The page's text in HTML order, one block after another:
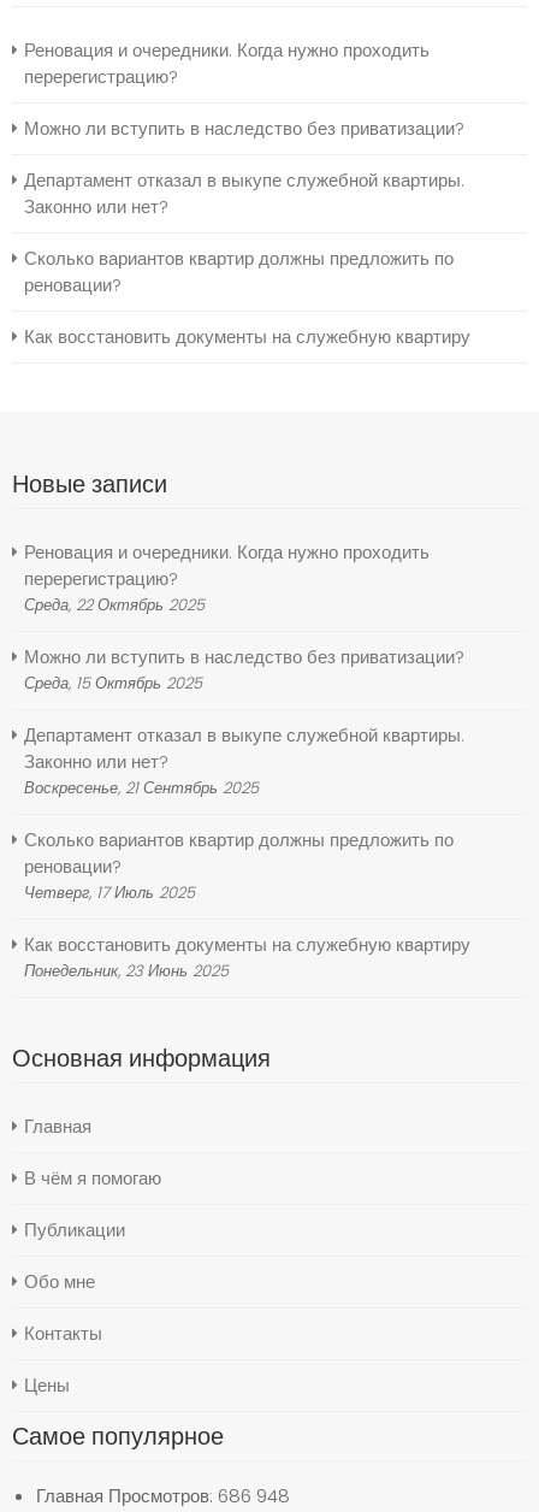
Реновация и очередники. Когда нужно проходить
перерегистрацию?
Можно ли вступить в наследство без приватизации?
Департамент отказал в выкупе служебной квартиры.
Законно или нет?
Сколько вариантов квартир должны предложить по
реновации?
Как восстановить документы на служебную квартиру
Новые записи
Реновация и очередники. Когда нужно проходить
перерегистрацию?
Среда, 22 Октябрь 2025
Можно ли вступить в наследство без приватизации?
Среда, 15 Октябрь 2025
Департамент отказал в выкупе служебной квартиры.
Законно или нет?
Воскресенье, 21 Сентябрь 2025
Сколько вариантов квартир должны предложить по
реновации?
Четверг, 17 Июль 2025
Как восстановить документы на служебную квартиру
Понедельник, 23 Июнь 2025
Основная информация
Главная
В чём я помогаю
Публикации
Обо мне
Контакты
Цены
Самое популярное
Главная Просмотров: 686 948